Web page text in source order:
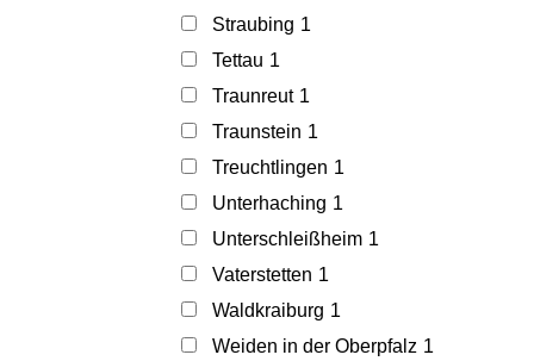
Straubing 1
Tettau 1
Traunreut 1
Traunstein 1
Treuchtlingen 1
Unterhaching 1
Unterschleißheim 1
Vaterstetten 1
Waldkraiburg 1
Weiden in der Oberpfalz 1